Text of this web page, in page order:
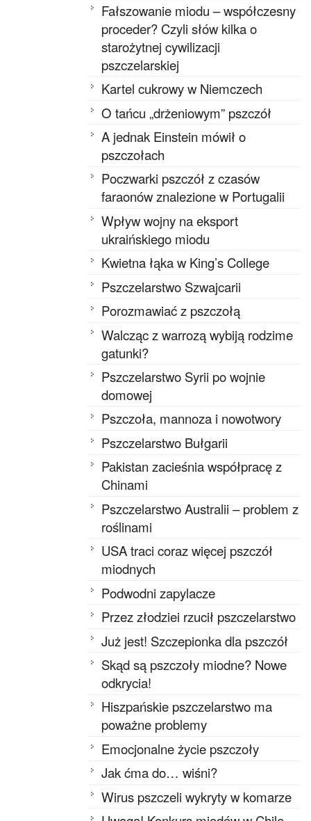
Fałszowanie miodu – współczesny
proceder? Czyli słów kilka o
starożytnej cywilizacji
pszczelarskiej
Kartel cukrowy w Niemczech
O tańcu „drżeniowym” pszczół
A jednak Einstein mówił o
pszczołach
Poczwarki pszczół z czasów
faraonów znalezione w Portugalii
Wpływ wojny na eksport
ukraińskiego miodu
Kwietna łąka w King’s College
Pszczelarstwo Szwajcarii
Porozmawiać z pszczołą
Walcząc z warrozą wybiją rodzime
gatunki?
Pszczelarstwo Syrii po wojnie
domowej
Pszczoła, mannoza i nowotwory
Pszczelarstwo Bułgarii
Pakistan zacieśnia współpracę z
Chinami
Pszczelarstwo Australii – problem z
roślinami
USA traci coraz więcej pszczół
miodnych
Podwodni zapylacze
Przez złodziei rzucił pszczelarstwo
Już jest! Szczepionka dla pszczół
Skąd są pszczoły miodne? Nowe
odkrycia!
Hiszpańskie pszczelarstwo ma
poważne problemy
Emocjonalne życie pszczoły
Jak ćma do… wiśni?
Wirus pszczeli wykryty w komarze